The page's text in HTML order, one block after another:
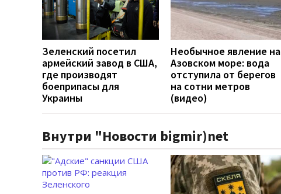
Зеленский посетил
армейский завод в США,
где производят
боеприпасы для
Украины
Необычное явление на
Азовском море: вода
отступила от берегов
на сотни метров
(видео)
Внутри "Новости bigmir)net